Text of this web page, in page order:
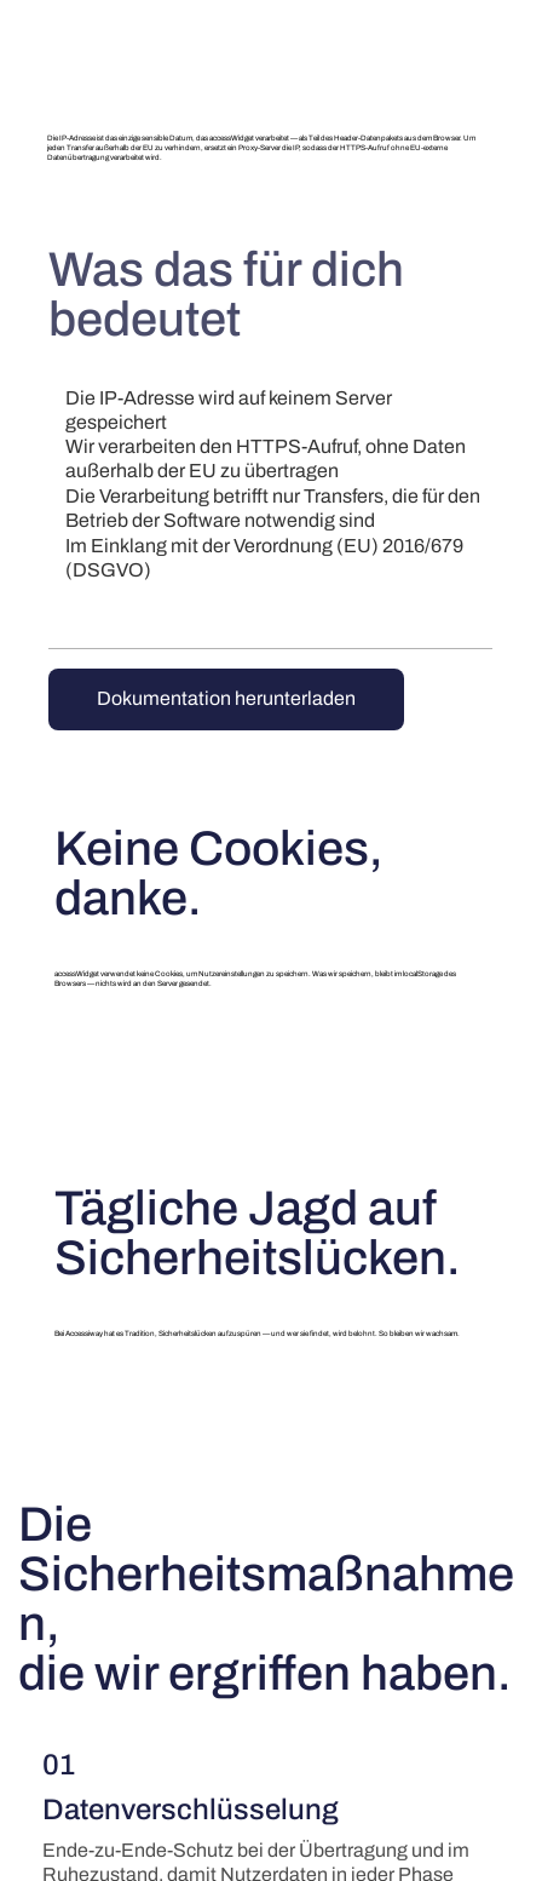
Die IP-Adresse ist das einzige sensible Datum, das accessWidget verarbeitet — als Teil des Header-Datenpakets aus dem Browser. Um
jeden Transfer außerhalb der EU zu verhindern, ersetzt ein Proxy-Server die IP, sodass der HTTPS-Aufruf ohne EU-externe
Datenübertragung verarbeitet wird.
Was das für dich
bedeutet
Die IP-Adresse wird auf keinem Server
gespeichert
Wir verarbeiten den HTTPS-Aufruf, ohne Daten
außerhalb der EU zu übertragen
Die Verarbeitung betrifft nur Transfers, die für den
Betrieb der Software notwendig sind
Im Einklang mit der Verordnung (EU) 2016/679
(DSGVO)
Dokumentation herunterladen
Keine Cookies,
danke.
accessWidget verwendet keine Cookies, um Nutzereinstellungen zu speichern. Was wir speichern, bleibt im localStorage des
Browsers — nichts wird an den Server gesendet.
Tägliche Jagd auf
Sicherheitslücken.
Bei Accessiway hat es Tradition, Sicherheitslücken aufzuspüren — und wer sie findet, wird belohnt. So bleiben wir wachsam.
Die
Sicherheitsmaßnahme
n,
die wir ergriffen haben.
01
Datenverschlüsselung
Ende-zu-Ende-Schutz bei der Übertragung und im
Ruhezustand, damit Nutzerdaten in jeder Phase